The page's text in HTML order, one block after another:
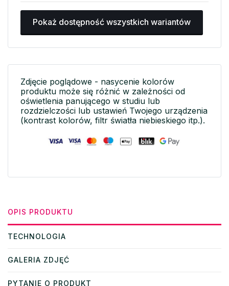
Pokaż dostępność wszystkich wariantów
Zdjęcie poglądowe - nasycenie kolorów
produktu może się różnić w zależności od
oświetlenia panującego w studiu lub
rozdzielczości lub ustawień Twojego urządzenia
(kontrast kolorów, filtr światła niebieskiego itp.).
OPIS PRODUKTU
TECHNOLOGIA
GALERIA ZDJĘĆ
PYTANIE O PRODUKT